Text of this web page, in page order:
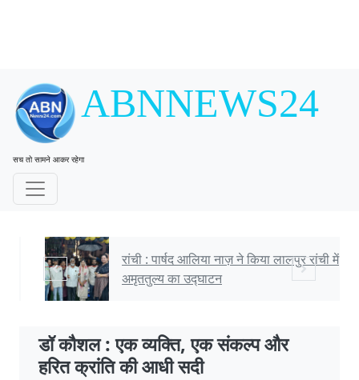
ABNNEWS24
सच तो सामने आकर रहेगा
रांची : पार्षद आलिया नाज़ ने किया लालपुर रांची में
अमृततुल्य का उद्घाटन
डॉ कौशल : एक व्यक्ति, एक संकल्प और
हरित क्रांति की आधी सदी